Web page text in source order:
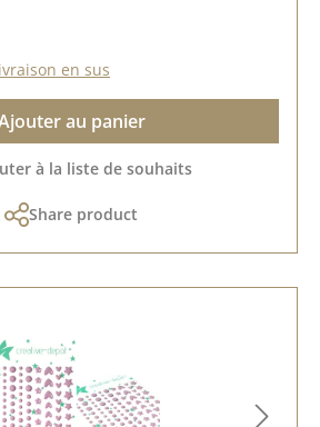
en sus
au panier
à la liste de souhaits
Share product